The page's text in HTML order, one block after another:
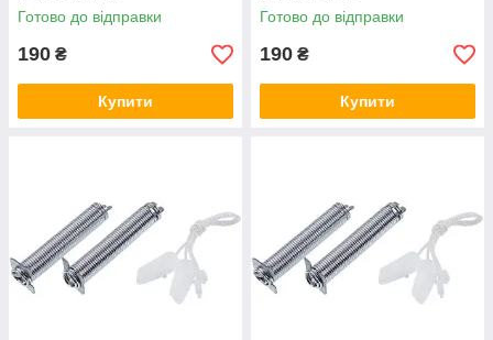
Готово до відправки
190 ₴
Купити
Готово до відправки
190 ₴
Купити